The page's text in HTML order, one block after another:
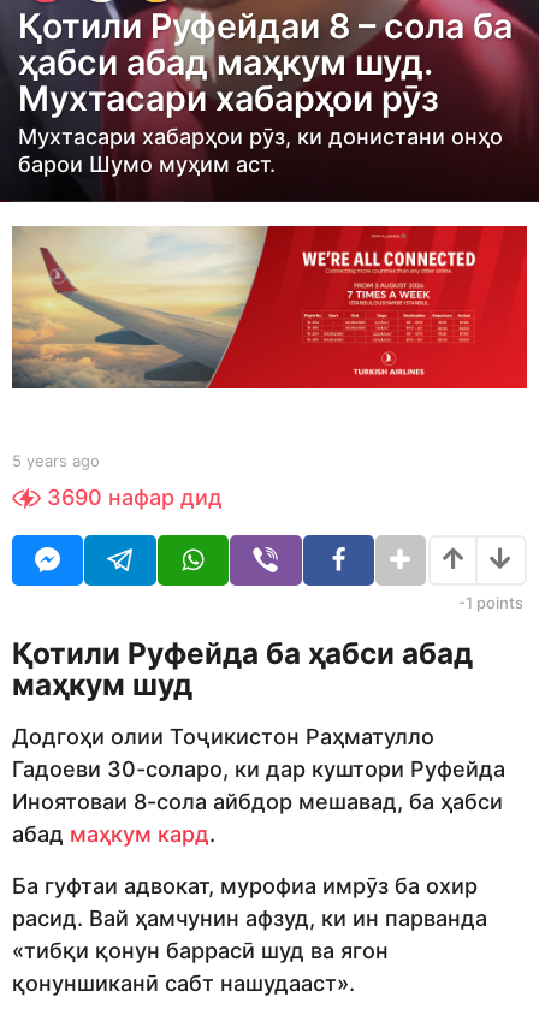
a
r
s
a
g
5
e
a
r
s
g
o
Қотили Руфейдаи 8 – сола ба
ҳабси абад маҳкум шуд.
Мухтасари хабарҳои рӯз
Мухтасари хабарҳои рӯз, ки донистани онҳо
барои Шумо муҳим аст.
b
Y
O
R
5 years ago
e
o
3690 нафар дид
-1 points
Қотили Руфейда ба ҳабси абад
маҳкум шуд
Додгоҳи олии Тоҷикистон Раҳматулло
Гадоеви 30-соларо, ки дар куштори Руфейда
Иноятоваи 8-сола айбдор мешавад, ба ҳабси
абад маҳкум кард.
Ба гуфтаи адвокат, мурофиа имрӯз ба охир
расид. Вай ҳамчунин афзуд, ки ин парванда
«тибқи қонун баррасӣ шуд ва ягон
қонуншиканӣ сабт нашудааст».